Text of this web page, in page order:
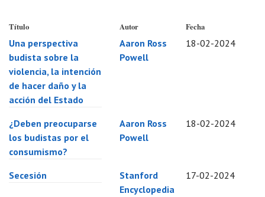
Título Autor Fecha
Una perspectiva
budista sobre la
violencia, la intención
de hacer daño y la
acción del Estado
Aaron Ross
Powell
18-02-2024
¿Deben preocuparse
los budistas por el
consumismo?
Aaron Ross
Powell
18-02-2024
Secesión
Stanford
Encyclopedia
17-02-2024